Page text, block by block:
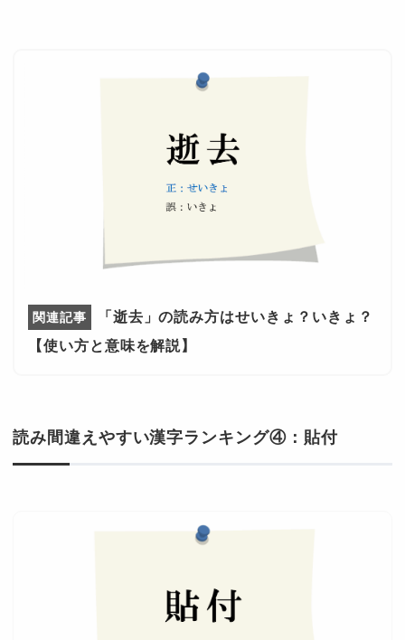
「逝去」の読み方はせいきょ？いきょ？
【使い方と意味を解説】
読み間違えやすい漢字ランキング④：貼付